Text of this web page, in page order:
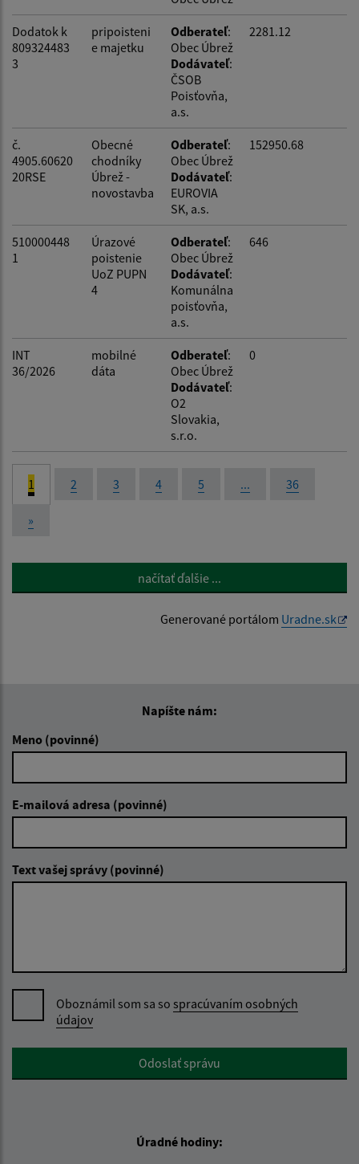
Dodatok k
809324483
3
pripoisteni
e majetku
Odberateľ:
Obec Úbrež
Dodávateľ:
ČSOB
Poisťovňa,
a.s.
2281.12
č.
4905.60620
20RSE
Obecné
chodníky
Úbrež -
novostavba
Odberateľ:
Obec Úbrež
Dodávateľ:
EUROVIA
SK, a.s.
152950.68
510000448
1
Úrazové
poistenie
UoZ PUPN
4
Odberateľ:
Obec Úbrež
Dodávateľ:
Komunálna
poisťovňa,
a.s.
646
INT
36/2026
mobilné
dáta
Odberateľ:
Obec Úbrež
Dodávateľ:
O2
Slovakia,
s.r.o.
0
1 2 3 4 5 ... 36
»
načítať ďalšie ...
Generované portálom Uradne.sk
Napíšte nám:
Meno (povinné)
E-mailová adresa (povinné)
Text vašej správy (povinné)
Oboznámil som sa so spracúvaním osobných
údajov
Google reCaptcha ResponseOdoslať správu
Úradné hodiny: